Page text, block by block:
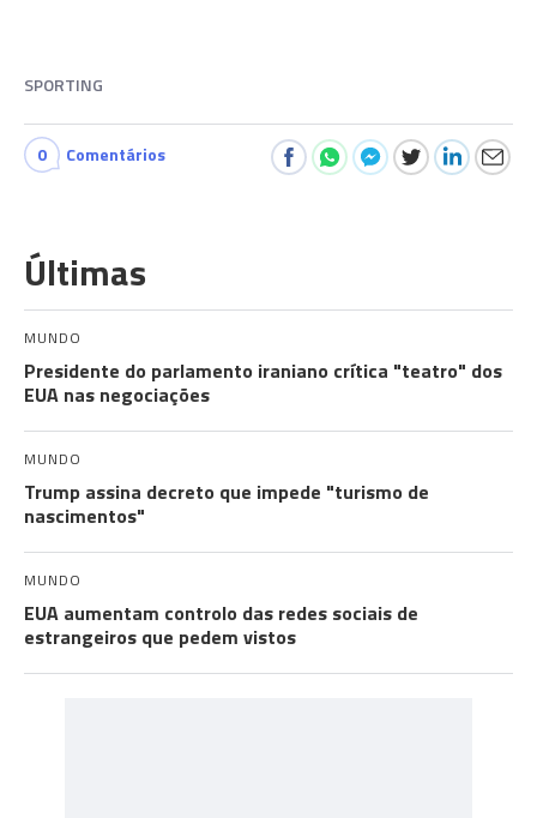
SPORTING
0 Comentários
Últimas
MUNDO
Presidente do parlamento iraniano crítica "teatro" dos
EUA nas negociações
MUNDO
Trump assina decreto que impede "turismo de
nascimentos"
MUNDO
EUA aumentam controlo das redes sociais de
estrangeiros que pedem vistos